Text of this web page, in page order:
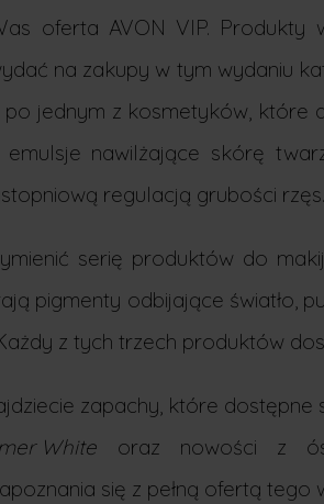
oferta AVON VIP.
na zakupy w tym wydaniu
jednym z kosmetyków, które
nawilżające skórę
regulacją grubości rzęs.
serię produktów do
pigmenty odbijające światło,
z tych trzech produktów
zapachy, które
White oraz nowości z
się z pełną ofertą tego